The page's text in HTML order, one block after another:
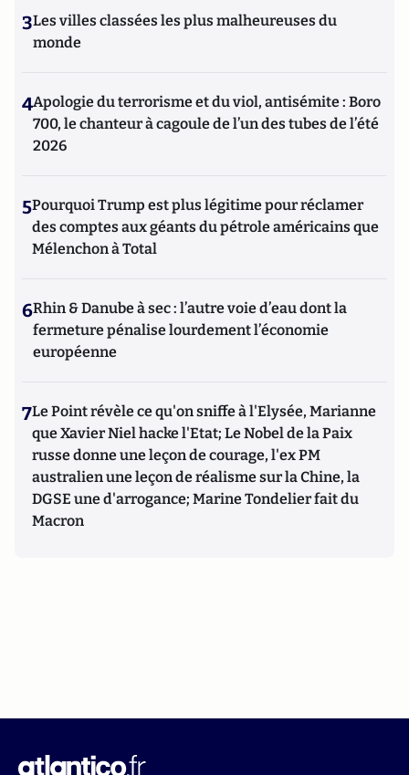
3Les villes classées les plus malheureuses du
monde
4Apologie du terrorisme et du viol, antisémite : Boro
700, le chanteur à cagoule de l’un des tubes de l’été
2026
5Pourquoi Trump est plus légitime pour réclamer
des comptes aux géants du pétrole américains que
Mélenchon à Total
6Rhin & Danube à sec : l’autre voie d’eau dont la
fermeture pénalise lourdement l’économie
européenne
7Le Point révèle ce qu'on sniffe à l'Elysée, Marianne
que Xavier Niel hacke l'Etat; Le Nobel de la Paix
russe donne une leçon de courage, l'ex PM
australien une leçon de réalisme sur la Chine, la
DGSE une d'arrogance; Marine Tondelier fait du
Macron